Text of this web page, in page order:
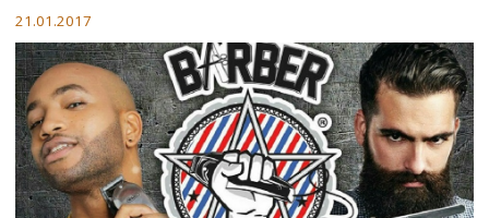
21.01.2017